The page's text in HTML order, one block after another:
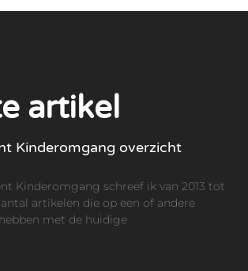
artikel
Kinderomgang overzicht
Kinderomgang schreef ik van 2013 tot
artikelen die op een of andere
met de huidige